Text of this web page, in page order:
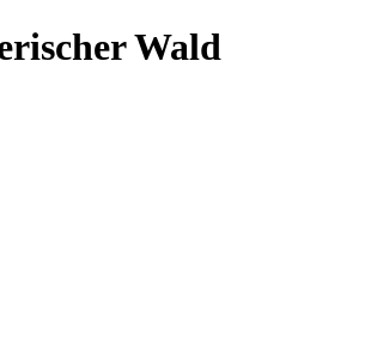
Wald